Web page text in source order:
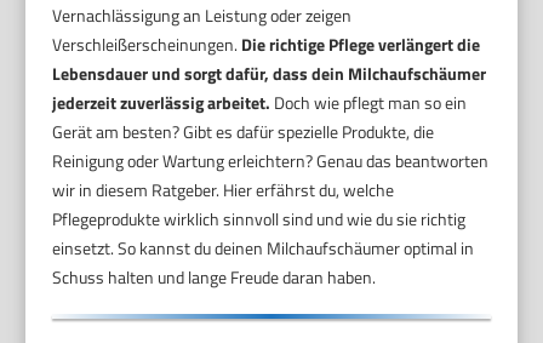
Vernachlässigung an Leistung oder zeigen
Verschleißerscheinungen. Die richtige Pflege verlängert die
Lebensdauer und sorgt dafür, dass dein Milchaufschäumer
jederzeit zuverlässig arbeitet. Doch wie pflegt man so ein
Gerät am besten? Gibt es dafür spezielle Produkte, die
Reinigung oder Wartung erleichtern? Genau das beantworten
wir in diesem Ratgeber. Hier erfährst du, welche
Pflegeprodukte wirklich sinnvoll sind und wie du sie richtig
einsetzt. So kannst du deinen Milchaufschäumer optimal in
Schuss halten und lange Freude daran haben.